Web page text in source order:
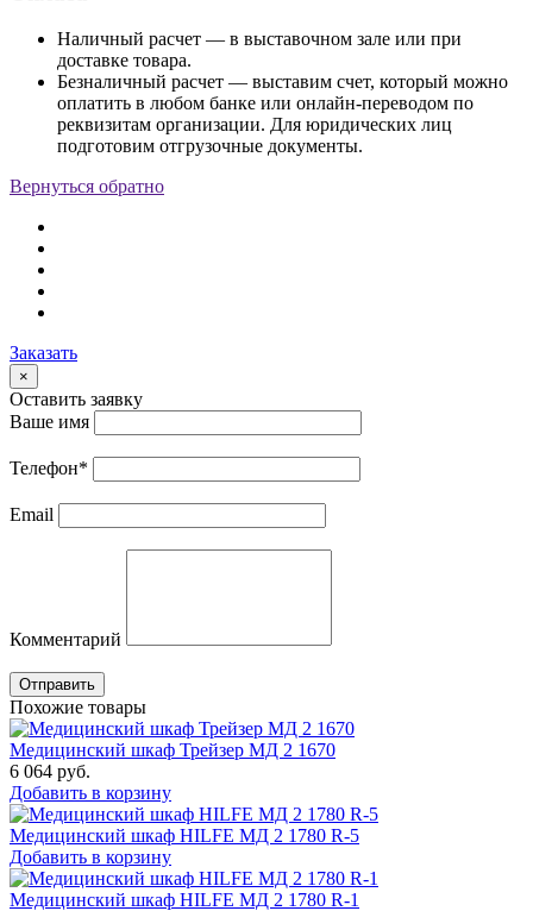
Наличный расчет — в выставочном зале или при
доставке товара.
Безналичный расчет — выставим счет, который можно
оплатить в любом банке или онлайн-переводом по
реквизитам организации. Для юридических лиц
подготовим отгрузочные документы.
Вернуться обратно
Заказать
×
Оставить заявку
Ваше имя
Телефон*
Email
Комментарий
Отправить
Похожие товары
Медицинский шкаф Трейзер MД 2 1670
6 064 руб.
Добавить в корзину
Медицинский шкаф HILFE МД 2 1780 R-5
Добавить в корзину
Медицинский шкаф HILFE МД 2 1780 R-1